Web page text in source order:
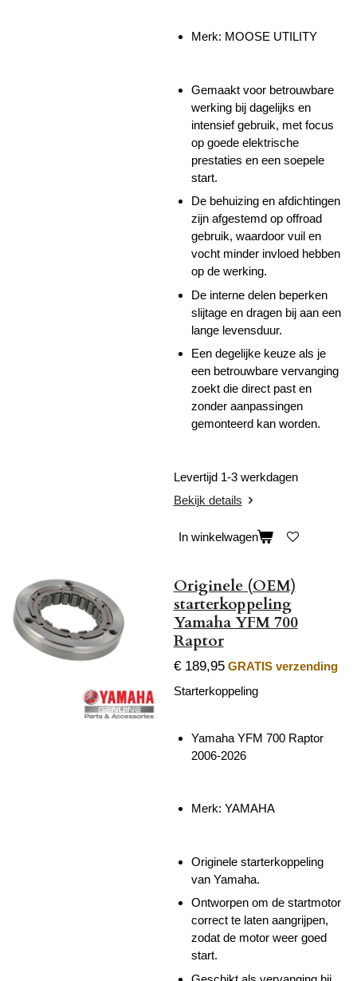
Merk: MOOSE UTILITY
Gemaakt voor betrouwbare
werking bij dagelijks en
intensief gebruik, met focus
op goede elektrische
prestaties en een soepele
start.
De behuizing en afdichtingen
zijn afgestemd op offroad
gebruik, waardoor vuil en
vocht minder invloed hebben
op de werking.
De interne delen beperken
slijtage en dragen bij aan een
lange levensduur.
Een degelijke keuze als je
een betrouwbare vervanging
zoekt die direct past en
zonder aanpassingen
gemonteerd kan worden.
Levertijd 1-3 werkdagen
Bekijk details
In winkelwagen
Originele (OEM)
starterkoppeling
Yamaha YFM 700
Raptor
€ 189,95 GRATIS verzending
Starterkoppeling
Yamaha YFM 700 Raptor
2006-2026
Merk: YAMAHA
Originele starterkoppeling
van Yamaha.
Ontworpen om de startmotor
correct te laten aangrijpen,
zodat de motor weer goed
start.